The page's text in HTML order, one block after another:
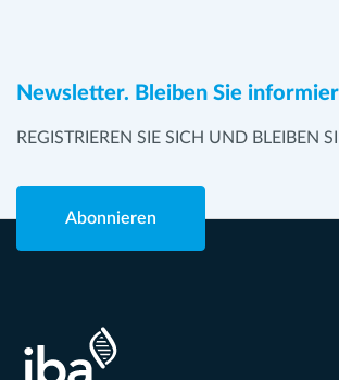
Newsletter. Bleiben Sie
REGISTRIEREN SIE SICH UND BLEIBEN
Abonnieren